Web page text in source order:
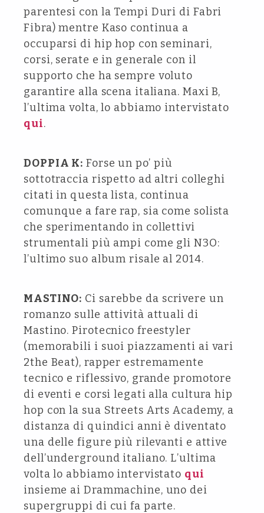
parentesi con la Tempi Duri di Fabri
Fibra) mentre Kaso continua a
occuparsi di hip hop con seminari,
corsi, serate e in generale con il
supporto che ha sempre voluto
garantire alla scena italiana. Maxi B,
l’ultima volta, lo abbiamo intervistato
qui.
DOPPIA K: Forse un po’ più
sottotraccia rispetto ad altri colleghi
citati in questa lista, continua
comunque a fare rap, sia come solista
che sperimentando in collettivi
strumentali più ampi come gli N3O:
l’ultimo suo album risale al 2014.
MASTINO: Ci sarebbe da scrivere un
romanzo sulle attività attuali di
Mastino. Pirotecnico freestyler
(memorabili i suoi piazzamenti ai vari
2the Beat), rapper estremamente
tecnico e riflessivo, grande promotore
di eventi e corsi legati alla cultura hip
hop con la sua Streets Arts Academy, a
distanza di quindici anni è diventato
una delle figure più rilevanti e attive
dell’underground italiano. L’ultima
volta lo abbiamo intervistato qui
insieme ai Drammachine, uno dei
supergruppi di cui fa parte.